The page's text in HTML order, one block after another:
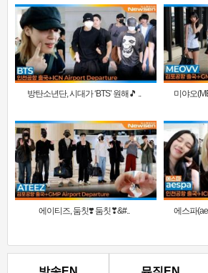
방탄소년단, 시대가 ‘BTS’ 원해🎵 ..
미야오
에이티즈, 둠칫❣️ 둠칫❣&#.. 에스파